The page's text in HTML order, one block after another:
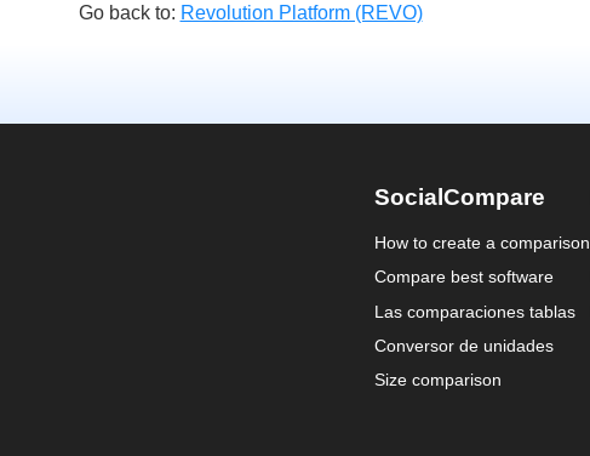
Go back to: Revolution Platform (REVO)
SocialCompare
How to create a comparison
Compare best software
Las comparaciones tablas
Conversor de unidades
Size comparison